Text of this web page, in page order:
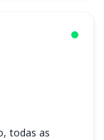
todas as